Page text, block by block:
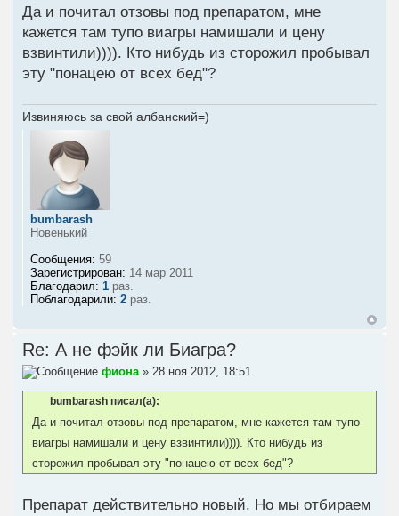
Да и почитал отзовы под препаратом, мне
кажется там тупо виагры намишали и цену
взвинтили)))). Кто нибудь из сторожил пробывал
эту "понацею от всех бед"?
Извиняюсь за свой албанский=)
bumbarash
Новенький
Сообщения: 59
Зарегистрирован: 14 мар 2011
Благодарил: 1 раз.
Поблагодарили: 2 раз.
Re: А не фэйк ли Биагра?
фиона» 28 ноя 2012, 18:51
bumbarash писал(а):
Да и почитал отзовы под препаратом, мне кажется там тупо
виагры намишали и цену взвинтили)))). Кто нибудь из
сторожил пробывал эту "понацею от всех бед"?
Препарат действительно новый. Но мы отбираем